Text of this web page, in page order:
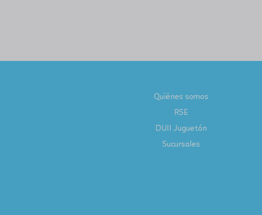
Quiénes somos
RSE
DUII Juguetón
Sucursales